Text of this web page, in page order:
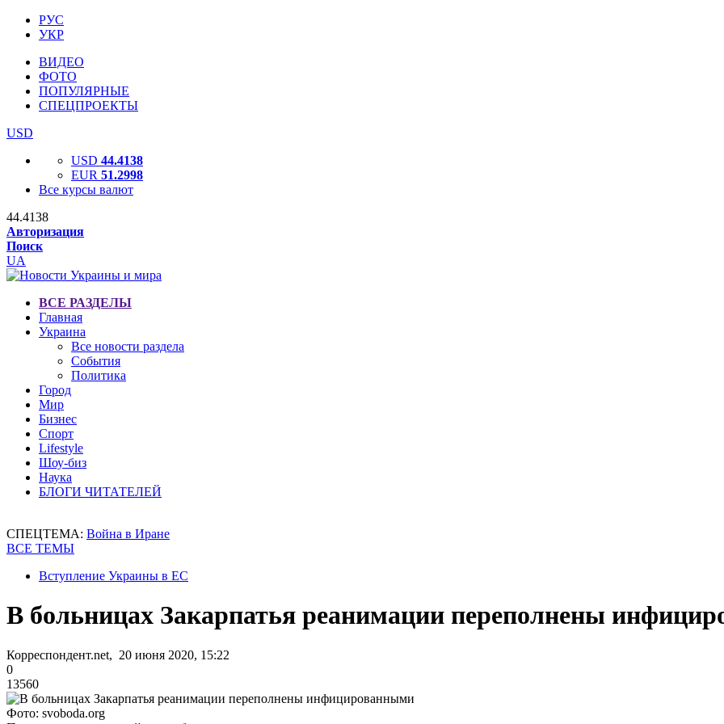
РУС
УКР
ВИДЕО
ФОТО
ПОПУЛЯРНЫЕ
СПЕЦПРОЕКТЫ
USD
USD 44.4138
EUR 51.2998
Все курсы валют
44.4138
Авторизация
Поиск
UA
ВСЕ РАЗДЕЛЫ
Главная
Украина
Все новости раздела
События
Политика
Город
Мир
Бизнес
Спорт
Lifestyle
Шоу-биз
Наука
БЛОГИ ЧИТАТЕЛЕЙ
СПЕЦТЕМА: Война в Иране
ВСЕ ТЕМЫ
Вступление Украины в ЕС
В больницах Закарпатья реанимации переполнены
Корреспондент.net, 20 июня 2020, 15:22
0
13560
Фото: svoboda.org